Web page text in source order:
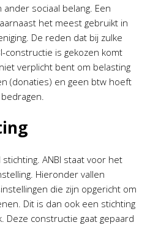
sociaal belang. Een
het meest gebruikt in
De reden dat bij zulke
constructie is gekozen komt
verplicht bent om belasting
(donaties) en geen btw hoeft
ANBI staat voor het
Hieronder vallen
die zijn opgericht om
Dit is dan ook een stichting
Deze constructie gaat gepaard